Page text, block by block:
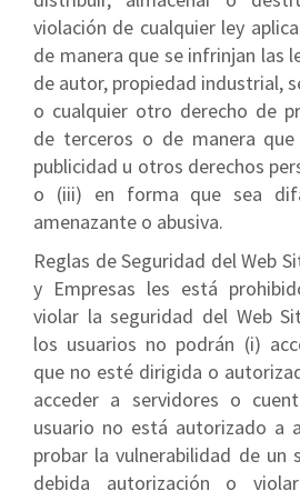
violación de cualquier ley
de manera que se infrinjan las
de autor, propiedad industrial,
o cualquier otro derecho de
de terceros o de manera
publicidad u otros derechos
o (iii) en forma que sea
amenazante o abusiva.
Reglas de Seguridad del Web
y Empresas les está
violar la seguridad del Web
los usuarios no podrán (i)
que no esté dirigida o
acceder a servidores o
usuario no está autorizado a
probar la vulnerabilidad de un
debida autorización o